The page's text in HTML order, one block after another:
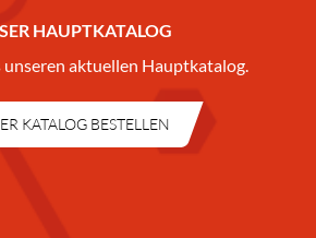
HAUPTKATALOG
unseren aktuellen Hauptkatalog.
KATALOG BESTELLEN